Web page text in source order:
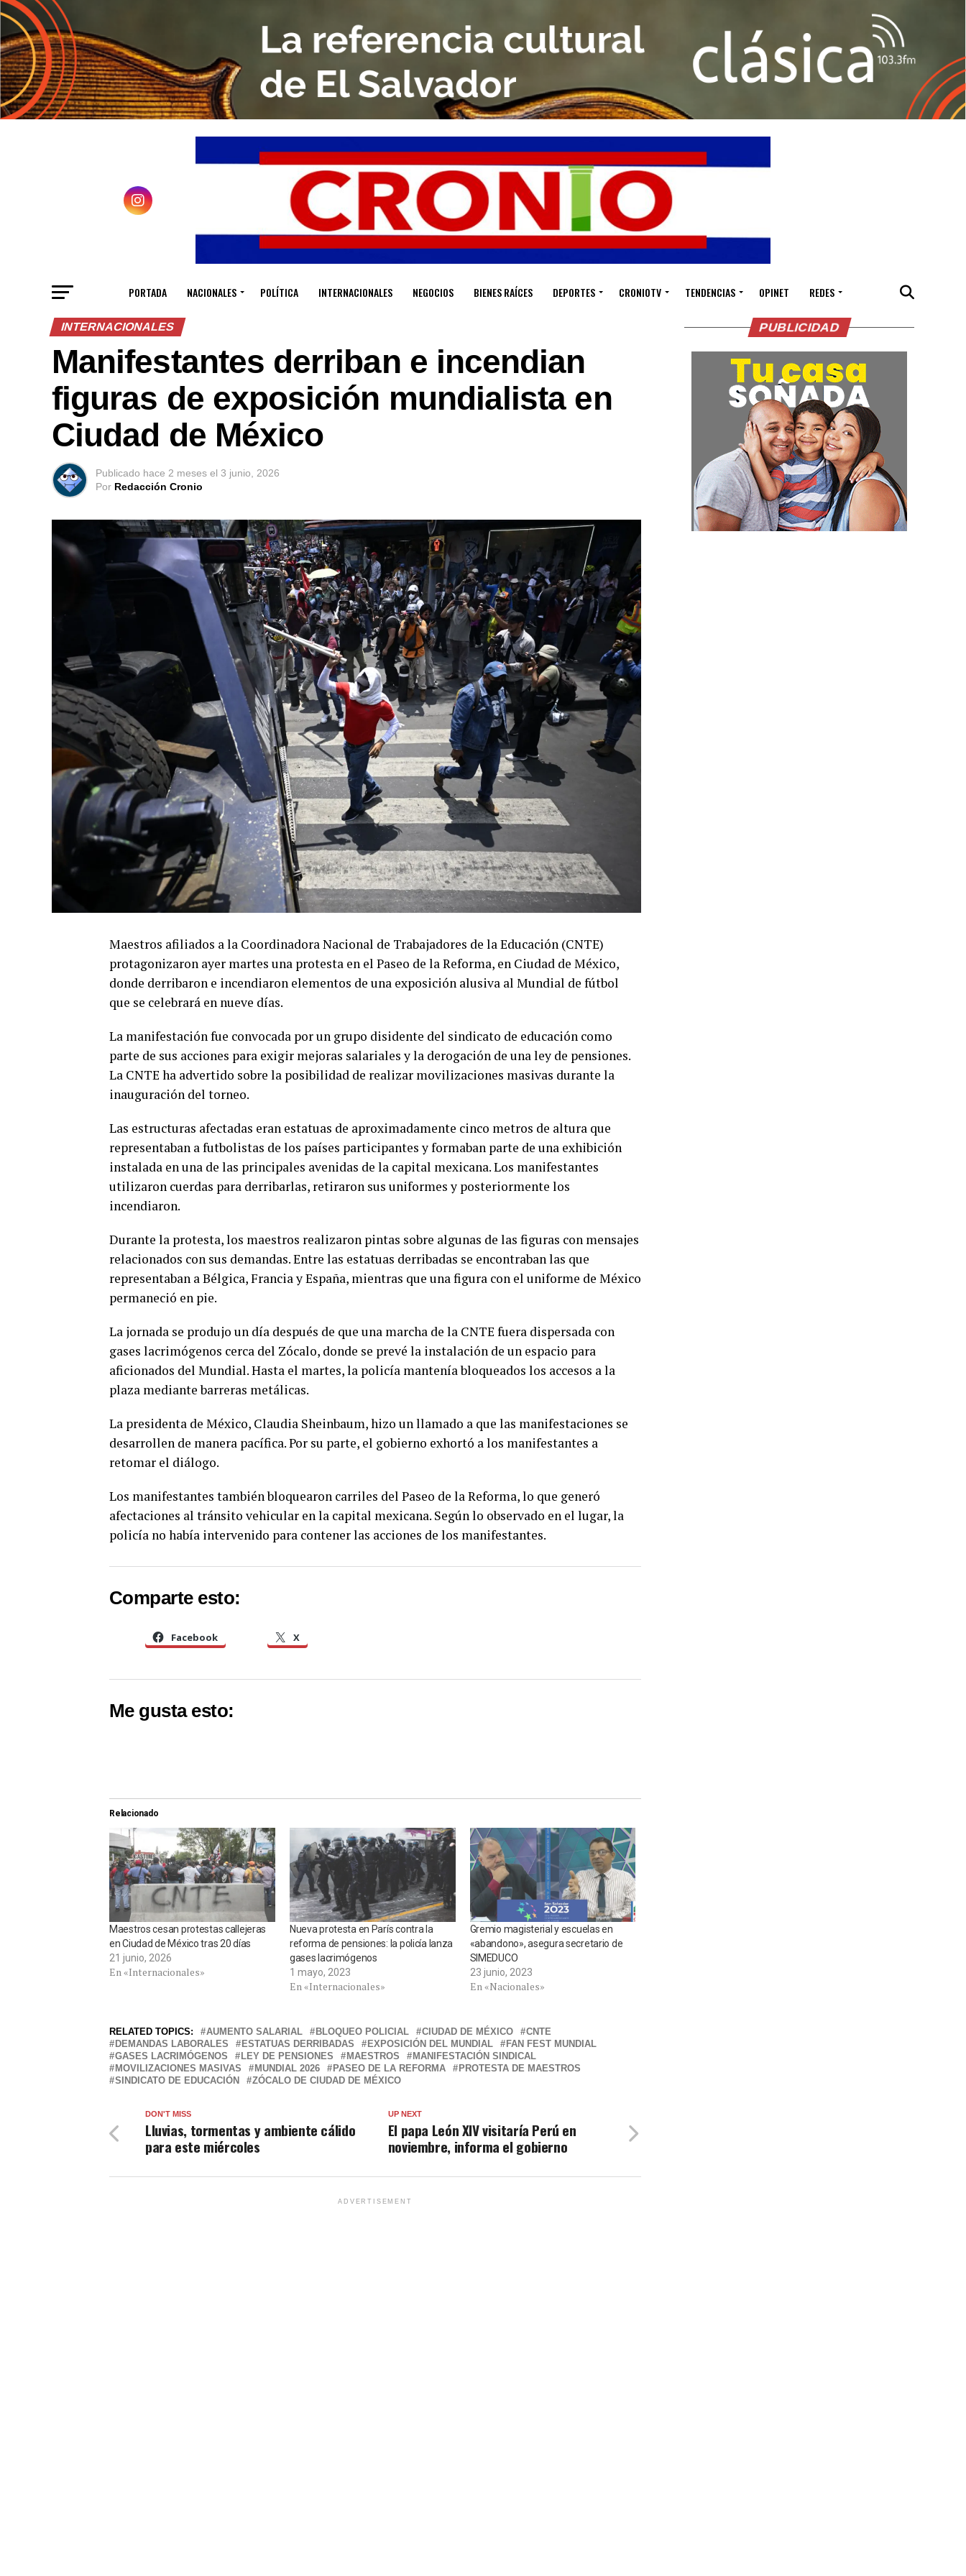
PORTADA NACIONALES POLÍTICA INTERNACIONALES NEGOCIOS BIENES RAÍCES DEPORTES CRONIOTV TENDENCIAS OPINET REDES
INTERNACIONALES
Manifestantes derriban e incendian
figuras de exposición mundialista en
Ciudad de México
Publicado hace 2 meses el 3 junio, 2026
Por Redacción Cronio
Maestros afiliados a la Coordinadora Nacional de Trabajadores de la Educación (CNTE)
protagonizaron ayer martes una protesta en el Paseo de la Reforma, en Ciudad de México,
donde derribaron e incendiaron elementos de una exposición alusiva al Mundial de fútbol
que se celebrará en nueve días.
La manifestación fue convocada por un grupo disidente del sindicato de educación como
parte de sus acciones para exigir mejoras salariales y la derogación de una ley de pensiones.
La CNTE ha advertido sobre la posibilidad de realizar movilizaciones masivas durante la
inauguración del torneo.
Las estructuras afectadas eran estatuas de aproximadamente cinco metros de altura que
representaban a futbolistas de los países participantes y formaban parte de una exhibición
instalada en una de las principales avenidas de la capital mexicana. Los manifestantes
utilizaron cuerdas para derribarlas, retiraron sus uniformes y posteriormente los
incendiaron.
Durante la protesta, los maestros realizaron pintas sobre algunas de las figuras con mensajes
relacionados con sus demandas. Entre las estatuas derribadas se encontraban las que
representaban a Bélgica, Francia y España, mientras que una figura con el uniforme de México
permaneció en pie.
La jornada se produjo un día después de que una marcha de la CNTE fuera dispersada con
gases lacrimógenos cerca del Zócalo, donde se prevé la instalación de un espacio para
aficionados del Mundial. Hasta el martes, la policía mantenía bloqueados los accesos a la
plaza mediante barreras metálicas.
La presidenta de México, Claudia Sheinbaum, hizo un llamado a que las manifestaciones se
desarrollen de manera pacífica. Por su parte, el gobierno exhortó a los manifestantes a
retomar el diálogo.
Los manifestantes también bloquearon carriles del Paseo de la Reforma, lo que generó
afectaciones al tránsito vehicular en la capital mexicana. Según lo observado en el lugar, la
policía no había intervenido para contener las acciones de los manifestantes.
Comparte esto:
Facebook X
Me gusta esto:
Relacionado
Maestros cesan protestas callejeras
en Ciudad de México tras 20 días
21 junio, 2026
En «Internacionales»
Nueva protesta en París contra la
reforma de pensiones: la policía lanza
gases lacrimógenos
1 mayo, 2023
En «Internacionales»
Gremio magisterial y escuelas en
«abandono», asegura secretario de
SIMEDUCO
23 junio, 2023
En «Nacionales»
RELATED TOPICS: AUMENTO SALARIAL BLOQUEO POLICIAL CIUDAD DE MÉXICO
CNTE
DEMANDAS LABORALES
ESTATUAS DERRIBADAS EXPOSICIÓN DEL MUNDIAL
FAN FEST MUNDIAL
GASES LACRIMÓGENOS
LEY DE PENSIONES MAESTROS
MANIFESTACIÓN SINDICAL
MOVILIZACIONES MASIVAS
MUNDIAL 2026 PASEO DE LA REFORMA
PROTESTA DE MAESTROS
SINDICATO DE EDUCACIÓN
ZÓCALO DE CIUDAD DE MÉXICO
UP NEXT
El papa León XIV visitaría Perú en
noviembre, informa el gobierno
DON'T MISS
Lluvias, tormentas y ambiente cálido
para este miércoles
ADVERTISEMENT
PUBLICIDAD